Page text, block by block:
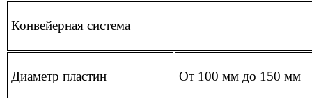
Конвейерная система
Диаметр пластин От 100 мм до 150 мм